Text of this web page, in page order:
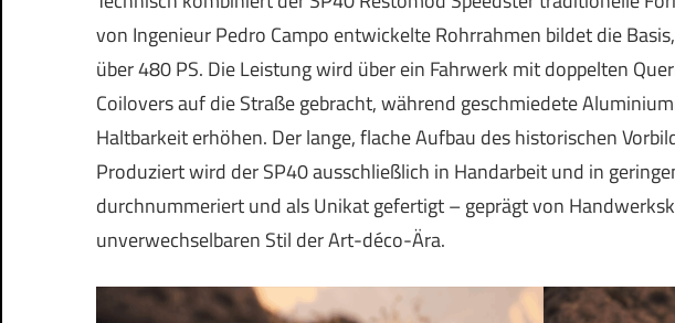
von Ingenieur Pedro Campo entwickelte Rohrrahmen bildet die
über 480 PS. Die Leistung wird über ein Fahrwerk mit doppelten
Coilovers auf die Straße gebracht, während geschmiedete
Haltbarkeit erhöhen. Der lange, flache Aufbau des historischen
Produziert wird der SP40 ausschließlich in Handarbeit und in
durchnummeriert und als Unikat gefertigt – geprägt von
unverwechselbaren Stil der Art-déco-Ära.